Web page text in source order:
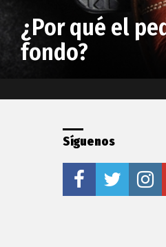
¿Por qué el
fondo?
Síguenos
facebooktwitter